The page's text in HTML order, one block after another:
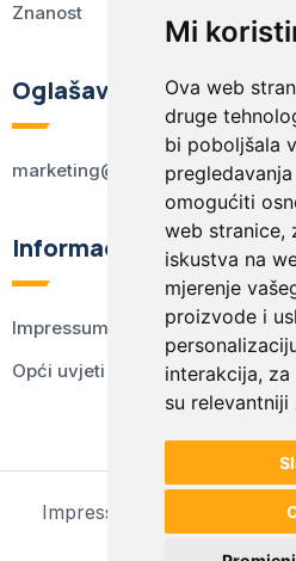
Mi
Ova web
druge
bi poboljšala
omogućiti
web stranice,
iskustva na
mjerenje
proizvode i
interakcija, za
su relevantniji
Znanost
Oglašavanje
marketing@kodex.hr
Informacije
Impressum
Opći uvjeti korištenja
Impressum Opći uvjeti